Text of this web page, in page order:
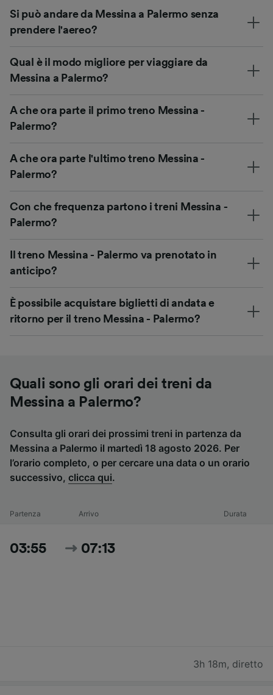
Si può andare da Messina a Palermo senza
prendere l'aereo?
Qual è il modo migliore per viaggiare da
Messina a Palermo?
A che ora parte il primo treno Messina -
Palermo?
A che ora parte l'ultimo treno Messina -
Palermo?
Con che frequenza partono i treni Messina -
Palermo?
Il treno Messina - Palermo va prenotato in
anticipo?
È possibile acquistare biglietti di andata e
ritorno per il treno Messina - Palermo?
Quali sono gli orari dei treni da
Messina a Palermo?
Consulta gli orari dei prossimi treni in partenza da
Messina a Palermo il martedì 18 agosto 2026. Per
l’orario completo, o per cercare una data o un orario
successivo, clicca qui.
Partenza Arrivo Durata
03:55 07:13
3h 18m, diretto